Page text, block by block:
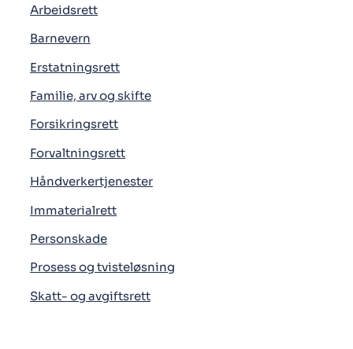
Arbeidsrett
Barnevern
Erstatningsrett
Familie, arv og skifte
Forsikringsrett
Forvaltningsrett
Håndverkertjenester
Immaterialrett
Personskade
Prosess og tvisteløsning
Skatt- og avgiftsrett